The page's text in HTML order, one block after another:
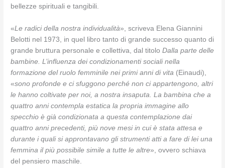
bellezze spirituali e tangibili.
«Le radici della nostra individualità», scriveva Elena Giannini
Belotti nel 1973, in quel libro tanto di grande successo quanto di
grande bruttura personale e collettiva, dal titoloDalla parte delle
bambine. L’influenza dei condizionamenti sociali nella
formazione del ruolo femminile nei primi anni di vita (Einaudi),
«sono profonde e ci sfuggono perché non ci appartengono, altri
le hanno coltivate per noi, a nostra insaputa. La bambina che a
quattro anni contempla estatica la propria immagine allo
specchio è già condizionata a questa contemplazione dai
quattro anni precedenti, più nove mesi in cui è stata attesa e
durante i quali si approntavano gli strumenti atti a fare di lei una
femmina il più possibile simile a tutte le altre», ovvero schiava
del pensiero maschile.